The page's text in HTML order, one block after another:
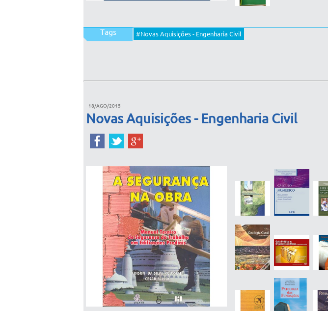
Tags #Novas Aquisições - Engenharia Civil
18/AGO/2015
Novas Aquisições - Engenharia Civil